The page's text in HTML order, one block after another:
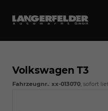
Volkswagen T3
Fahrzeugnr.: xx-013070, sofort